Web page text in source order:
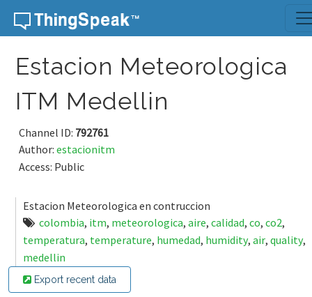
Skip to content
Estacion Meteorologica
ITM Medellin
Channel ID: 792761
Author: estacionitm
Access: Public
Estacion Meteorologica en contruccion
colombia, itm, meteorologica, aire, calidad, co, co2,
temperatura, temperature, humedad, humidity, air, quality,
medellin
Export recent data